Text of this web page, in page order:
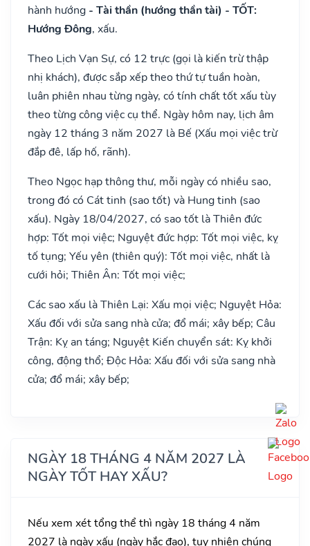
hành hướng - Tài thần (hướng thần tài) - TỐT:
Hướng Đông, xấu.
Theo Lịch Vạn Sự, có 12 trực (gọi là kiến trừ thập
nhị khách), được sắp xếp theo thứ tự tuần hoàn,
luân phiên nhau từng ngày, có tính chất tốt xấu tùy
theo từng công việc cụ thể. Ngày hôm nay, lịch âm
ngày 12 tháng 3 năm 2027 là Bế (Xấu mọi việc trừ
đắp đê, lấp hố, rãnh).
Theo Ngọc hạp thông thư, mỗi ngày có nhiều sao,
trong đó có Cát tinh (sao tốt) và Hung tinh (sao
xấu). Ngày 18/04/2027, có sao tốt là Thiên đức
hợp: Tốt mọi việc; Nguyệt đức hợp: Tốt mọi việc, kỵ
tố tụng; Yếu yên (thiên quý): Tốt mọi việc, nhất là
cưới hỏi; Thiên Ân: Tốt mọi việc;
Các sao xấu là Thiên Lại: Xấu mọi việc; Nguyệt Hỏa:
Xấu đối với sửa sang nhà cửa; đổ mái; xây bếp; Câu
Trận: Kỵ an táng; Nguyệt Kiến chuyển sát: Kỵ khởi
công, động thổ; Độc Hỏa: Xấu đối với sửa sang nhà
cửa; đổ mái; xây bếp;
NGÀY 18 THÁNG 4 NĂM 2027 LÀ
NGÀY TỐT HAY XẤU?
Nếu xem xét tổng thể thì ngày 18 tháng 4 năm
2027 là ngày xấu (ngày hắc đạo), tuy nhiên chúng